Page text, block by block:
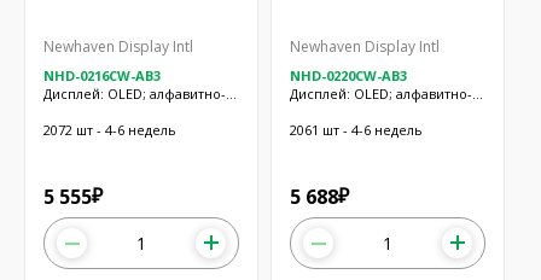
Newhaven Display Intl
NHD-0216CW-AB3
Дисплей: OLED; алфавитно-
76x24,5x5мм; синий
2072 шт - 4-6 недель
5 555₽
Newhaven Display Intl
NHD-0220CW-AB3
Дисплей: OLED; алфавитно-
92x23,3x2,5мм
2061 шт - 4-6 недель
5 688₽